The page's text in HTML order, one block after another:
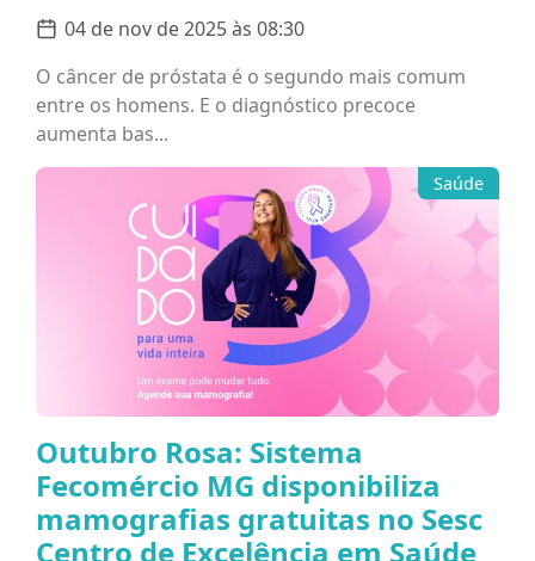
04 de nov de 2025 às 08:30
O câncer de próstata é o segundo mais comum
entre os homens. E o diagnóstico precoce
aumenta bas...
Saúde
Outubro Rosa: Sistema
Fecomércio MG disponibiliza
mamografias gratuitas no Sesc
Centro de Excelência em Saúde